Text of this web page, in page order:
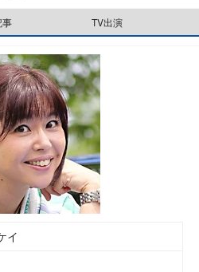
t
e
事 TV出演
イ